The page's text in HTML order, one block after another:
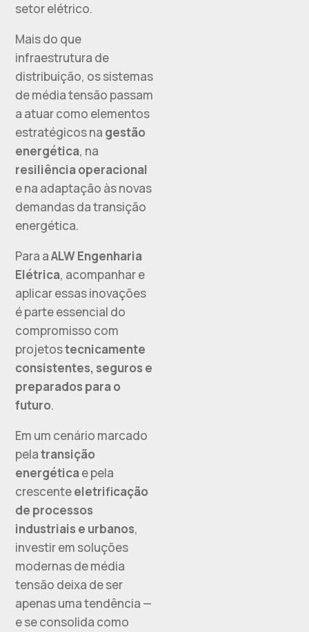
setor elétrico.
Mais do que
infraestrutura de
distribuição, os sistemas
de média tensão passam
a atuar como elementos
estratégicos na gestão
energética, na
resiliência operacional
e na adaptação às novas
demandas da transição
energética.
Para aALW Engenharia
Elétrica, acompanhar e
aplicar essas inovações
é parte essencial do
compromisso com
projetostecnicamente
consistentes, seguros e
preparados para o
futuro.
Em um cenário marcado
pelatransição
energética e pela
crescenteeletrificação
de processos
industriais e urbanos,
investir em soluções
modernas de média
tensão deixa de ser
apenas uma tendência —
e se consolida como